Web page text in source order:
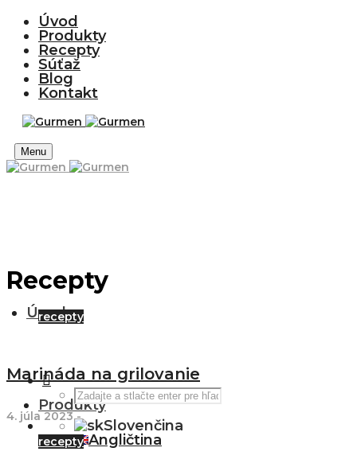
Úvod
Produkty
Recepty
Súťaž
Blog
Kontakt
Menu
Úvod
Produkty
Slovenčina
Angličtina
Recepty
recepty
Marináda na grilovanie
4. júla 2023-
recepty